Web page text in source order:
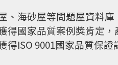
、海砂屋等問題屋資料
得國家品質案例獎肯定，
得ISO 9001國家品質保證